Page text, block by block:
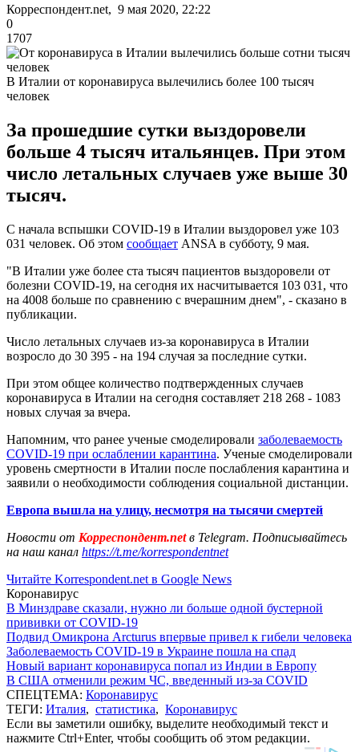
Корреспондент.net, 9 мая 2020, 22:22
0
1707
В Италии от коронавируса вылечились более 100 тысяч
человек
За прошедшие сутки выздоровели
больше 4 тысяч итальянцев. При этом
число летальных случаев уже выше 30
тысяч.
С начала вспышки COVID-19 в Италии выздоровел уже 103
031 человек. Об этом сообщает ANSA в субботу, 9 мая.
"В Италии уже более ста тысяч пациентов выздоровели от
болезни COVID-19, на сегодня их насчитывается 103 031, что
на 4008 больше по сравнению с вчерашним днем", - сказано в
публикации.
Число летальных случаев из-за коронавируса в Италии
возросло до 30 395 - на 194 случая за последние сутки.
При этом общее количество подтвержденных случаев
коронавируса в Италии на сегодня составляет 218 268 - 1083
новых случая за вчера.
Напомним, что ранее ученые смоделировали заболеваемость
COVID-19 при ослаблении карантина. Ученые смоделировали
уровень смертности в Италии после послабления карантина и
заявили о необходимости соблюдения социальной дистанции.
Европа вышла на улицу, несмотря на тысячи смертей
Новости от Корреспондент.netв Telegram. Подписывайтесь
на наш канал https://t.me/korrespondentnet
Читайте Korrespondent.net в Google News
Коронавирус
В Минздраве сказали, нужно ли больше одной бустерной
прививки от COVID-19
Подвид Омикрона Arcturus впервые привел к гибели человека
Заболеваемость COVID-19 в Украине пошла на спад
Новый вариант коронавируса попал из Индии в Европу
В США отменили режим ЧС, введенный из-за COVID
СПЕЦТЕМА: Коронавирус
ТЕГИ: Италия, статистика, Коронавирус
Если вы заметили ошибку, выделите необходимый текст и
нажмите Ctrl+Enter, чтобы сообщить об этом редакции.